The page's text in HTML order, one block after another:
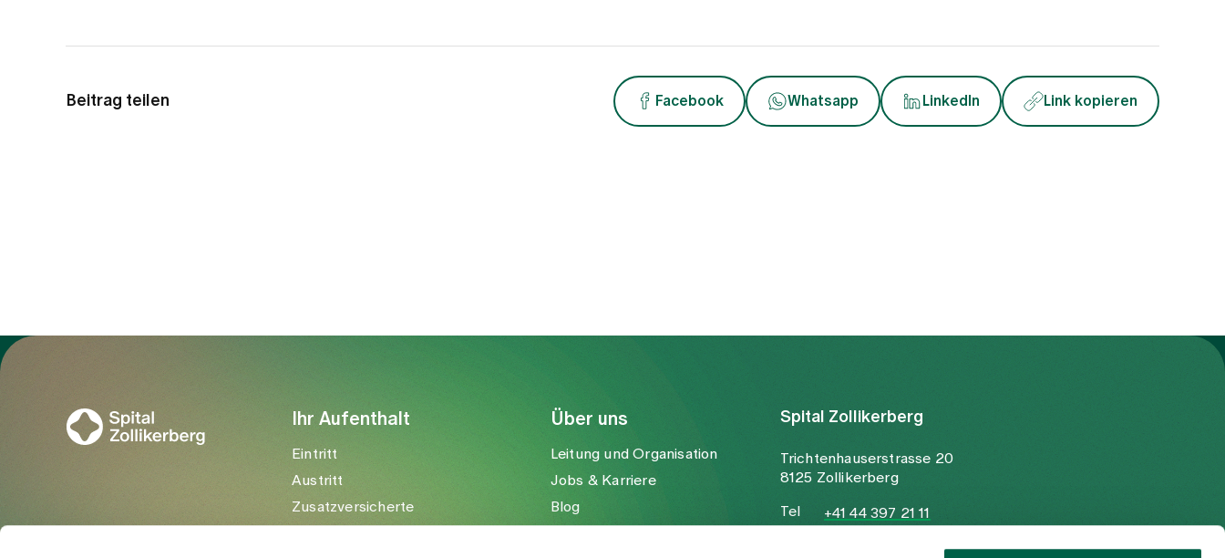
Beitrag teilen Facebook Whatsapp LinkedIn Link kopieren
Ihr Aufenthalt
Eintritt
Austritt
Zusatzversicherte
Über uns
Leitung und Organisation
Jobs & Karriere
Blog
Spital Zollikerberg
Trichtenhauserstrasse 20
8125 Zollikerberg
Tel
+41 44 397 21 11